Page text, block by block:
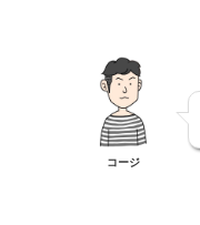
コージ